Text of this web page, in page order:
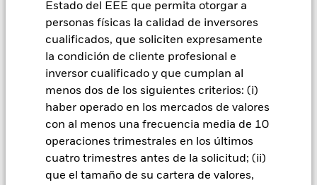
Estado del EEE que permita otorgar a
personas físicas la calidad de inversores
cualificados, que soliciten expresamente
la condición de cliente profesional e
inversor cualificado y que cumplan al
menos dos de los siguientes criterios: (i)
haber operado en los mercados de valores
con al menos una frecuencia media de 10
operaciones trimestrales en los últimos
cuatro trimestres antes de la solicitud; (ii)
que el tamaño de su cartera de valores,
que figura justo debajo del nombre del fondo, podrá ver un
listado de todas las clases de acciones del fondo: las clases de
acciones con cobertura de divisas se identifican mediante la
palabra «Hedged» en su nombre. Además, el listado
completo de todas las clases de acciones con cobertura de
En la medida en que el Fondo opere en préstamos de valores
los ingresos asociadas que se generen, y el 37,5% restante se
recibirá por BlackRock en calidad de agente de préstamo de
valores. Debido a que el reparto de los ingresos por préstamos